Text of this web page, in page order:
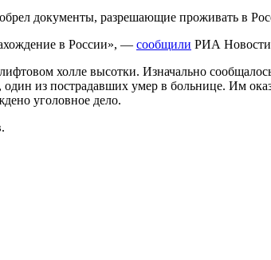
документы, разрешающие проживать в
в России», — сообщили РИА Новости
холле высотки. Изначально
из пострадавших умер в больнице. Им
уголовное дело.